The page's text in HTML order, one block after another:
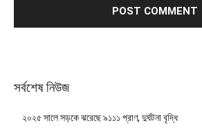
সর্বশেষ নিউজ
২০২৫ সালে সড়কে ঝরেছে ৯১১১ প্রাণ, দুর্ঘটনা বৃদ্ধি